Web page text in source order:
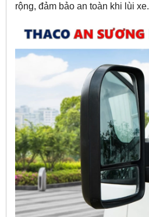
rộng, đảm bảo an toàn khi lùi xe.